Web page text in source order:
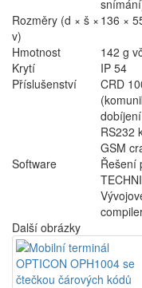
Rozměry (d × š ×
v)
136 ×
Hmotnost
142 g
Krytí
IP 54
Příslušenství
CRD
RS232
GSM
Software
Řešení
Další obrázky